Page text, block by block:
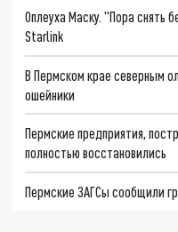
Оплеуха Маску. "Пора снять
Starlink
В Пермском крае северным
ошейники
Пермские предприятия,
полностью восстановились
Пермские ЗАГСы сообщили